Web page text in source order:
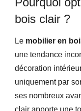
bois clair ?
Le mobilier en
une tendance
décoration
uniquement par
ses nombreux
clair apporte une